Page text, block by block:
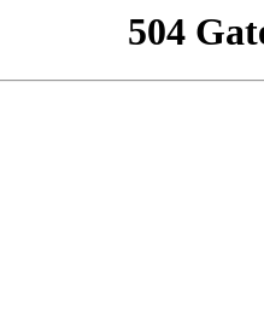
504